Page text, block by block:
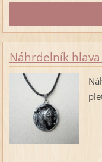
Náhrdelník